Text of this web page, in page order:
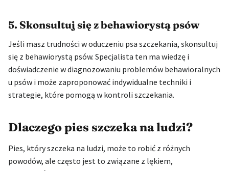
5. Skonsultuj się z behawiorystą psów
Jeśli masz trudności w oduczeniu psa szczekania, skonsultuj
się z behawiorystą psów. Specjalista ten ma wiedzę i
doświadczenie w diagnozowaniu problemów behawioralnych
u psów i może zaproponować indywidualne techniki i
strategie, które pomogą w kontroli szczekania.
Dlaczego pies szczeka na ludzi?
Pies, który szczeka na ludzi, może to robić z różnych
powodów, ale często jest to związane z lękiem,